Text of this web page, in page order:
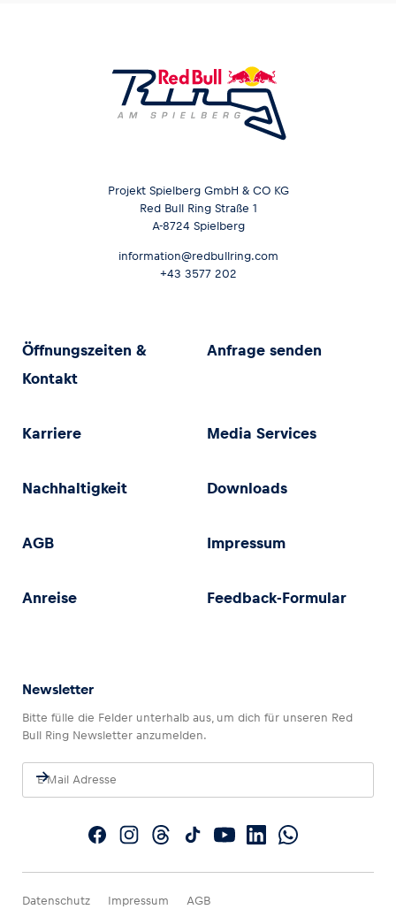
Projekt Spielberg GmbH & CO KG
Red Bull Ring Straße 1
A-8724 Spielberg
information@redbullring.com
+43 3577 202
Öffnungszeiten &
Kontakt
Anfrage senden
Karriere Media Services
Nachhaltigkeit Downloads
AGB Impressum
Anreise Feedback-Formular
Newsletter
Bitte fülle die Felder unterhalb aus, um dich für unseren Red
Bull Ring Newsletter anzumelden.
Datenschutz Impressum AGB